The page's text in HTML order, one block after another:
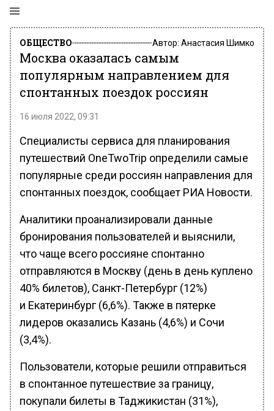
ОБЩЕСТВО Автор: Анастасия Шимко
Москва оказалась самым
популярным направлением для
спонтанных поездок россиян
16 июля 2022, 09:31
Специалисты сервиса для планирования
путешествий OneTwoTrip определили самые
популярные среди россиян направления для
спонтанных поездок, сообщает РИА Новости.
Аналитики проанализировали данные
бронирования пользователей и выяснили,
что чаще всего россияне спонтанно
отправляются в Москву (день в день куплено
40% билетов), Санкт-Петербург (12%)
и Екатеринбург (6,6%). Также в пятерке
лидеров оказались Казань (4,6%) и Сочи
(3,4%).
Пользователи, которые решили отправиться
в спонтанное путешествие за границу,
покупали билеты в Таджикистан (31%),